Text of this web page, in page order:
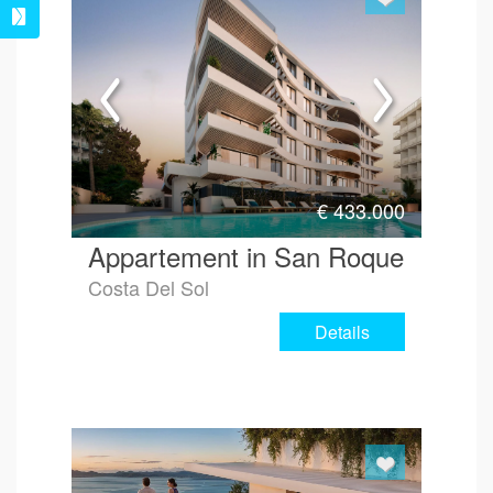
€433.000
Appartement in San Roque
Costa Del Sol
Details